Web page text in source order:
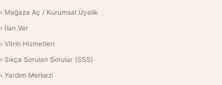
Mağaza Aç / Kurumsal Üyelik
İlan Ver
Vitrin Hizmetleri
Sıkça Sorulan Sorular (SSS)
Yardım Merkezi